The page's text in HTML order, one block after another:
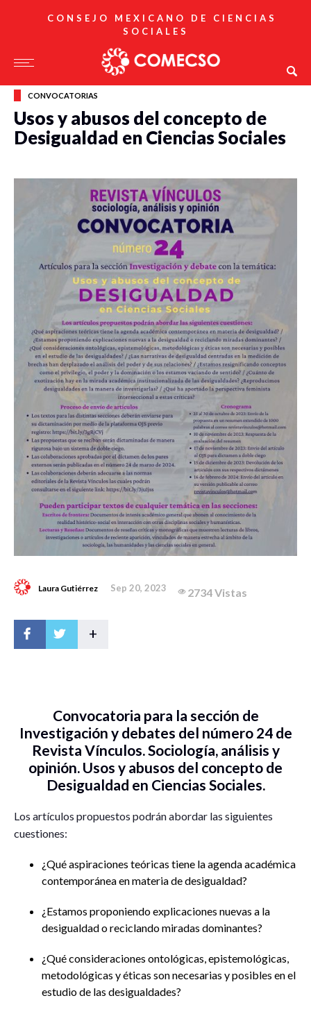
CONSEJO MEXICANO DE CIENCIAS
SOCIALES
CONVOCATORIAS
Usos y abusos del concepto de
Desigualdad en Ciencias Sociales
Laura Gutiérrez Sep 20, 2023 2734 Vistas
+
Convocatoria para la sección de
Investigación y debates del número 24 de
Revista Vínculos. Sociología, análisis y
opinión. Usos y abusos del concepto de
Desigualdad en Ciencias Sociales.
Los artículos propuestos podrán abordar las siguientes
cuestiones:
¿Qué aspiraciones teóricas tiene la agenda académica
contemporánea en materia de desigualdad?
¿Estamos proponiendo explicaciones nuevas a la
desigualdad o reciclando miradas dominantes?
¿Qué consideraciones ontológicas, epistemológicas,
metodológicas y éticas son necesarias y posibles en el
estudio de las desigualdades?